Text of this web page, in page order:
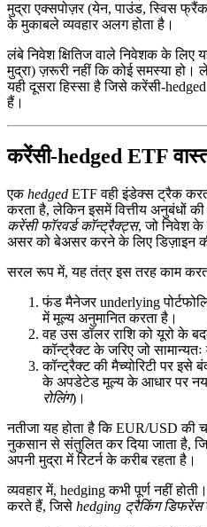
मुद्रा एक्सपोज़र (येन, पाउंड, स्विस
के मुकाबले व्यवहार अलग होता है।
लंबे निवेश क्षितिज वाले निवेशक के लिए
मुद्रा) ज़रूरी नहीं कि कोई समस्या हो।
यही दूसरा हिस्सा है जिसे करेंसी-
हैं।
करेंसी-hedged ETF
एकhedged ETF वही इंडेक्स ट्रैक
करता है, लेकिन इसमें वित्तीय अनुबंधों की
करेंसी फॉरवर्ड कॉन्ट्रैक्ट्स, जो निवेश
असर को बेअसर करने के लिए डिज़ाइन
सरल रूप में, यह तंत्र इस तरह काम
फंड मैनेजर underlying
में मूल्य अनुमानित करता है।
वह उस डॉलर राशि को यूरो के
कॉन्ट्रैक्ट के जरिए जो
कॉन्ट्रैक्ट की मैच्योरिटी पर इसे
के अपडेटेड मूल्य के आधार पर
रोलिंग)।
नतीजा यह होता है कि EUR/USD की
नुकसान से संतुलित कर दिया जाता है,
अपनी मुद्रा में रिटर्न के करीब रहता है।
व्यवहार में, hedging कभी पूर्ण नहीं
करते हैं, जिसे hedging ट्रैकिंग डिफरेंस